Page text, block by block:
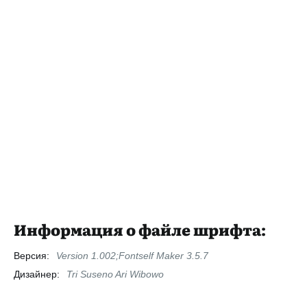
Информация о файле шрифта:
Версия:
Version 1.002;Fontself Maker 3.5.7
Дизайнер:
Tri Suseno Ari Wibowo